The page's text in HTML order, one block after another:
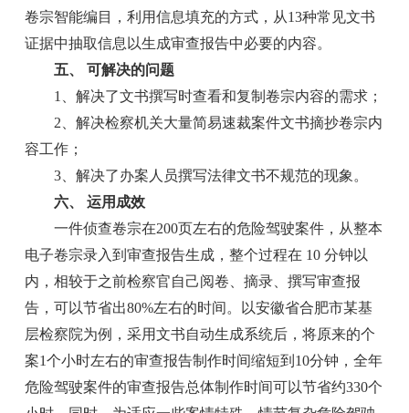
卷宗智能编目，利用信息填充的方式，从13种常见文书
证据中抽取信息以生成审查报告中必要的内容。
五、 可解决的问题
1、解决了文书撰写时查看和复制卷宗内容的需求；
2、解决检察机关大量简易速裁案件文书摘抄卷宗内
容工作；
3、解决了办案人员撰写法律文书不规范的现象。
六、 运用成效
一件侦查卷宗在200页左右的危险驾驶案件，从整本
电子卷宗录入到审查报告生成，整个过程在 10 分钟以
内，相较于之前检察官自己阅卷、摘录、撰写审查报
告，可以节省出80%左右的时间。以安徽省合肥市某基
层检察院为例，采用文书自动生成系统后，将原来的个
案1个小时左右的审查报告制作时间缩短到10分钟，全年
危险驾驶案件的审查报告总体制作时间可以节省约330个